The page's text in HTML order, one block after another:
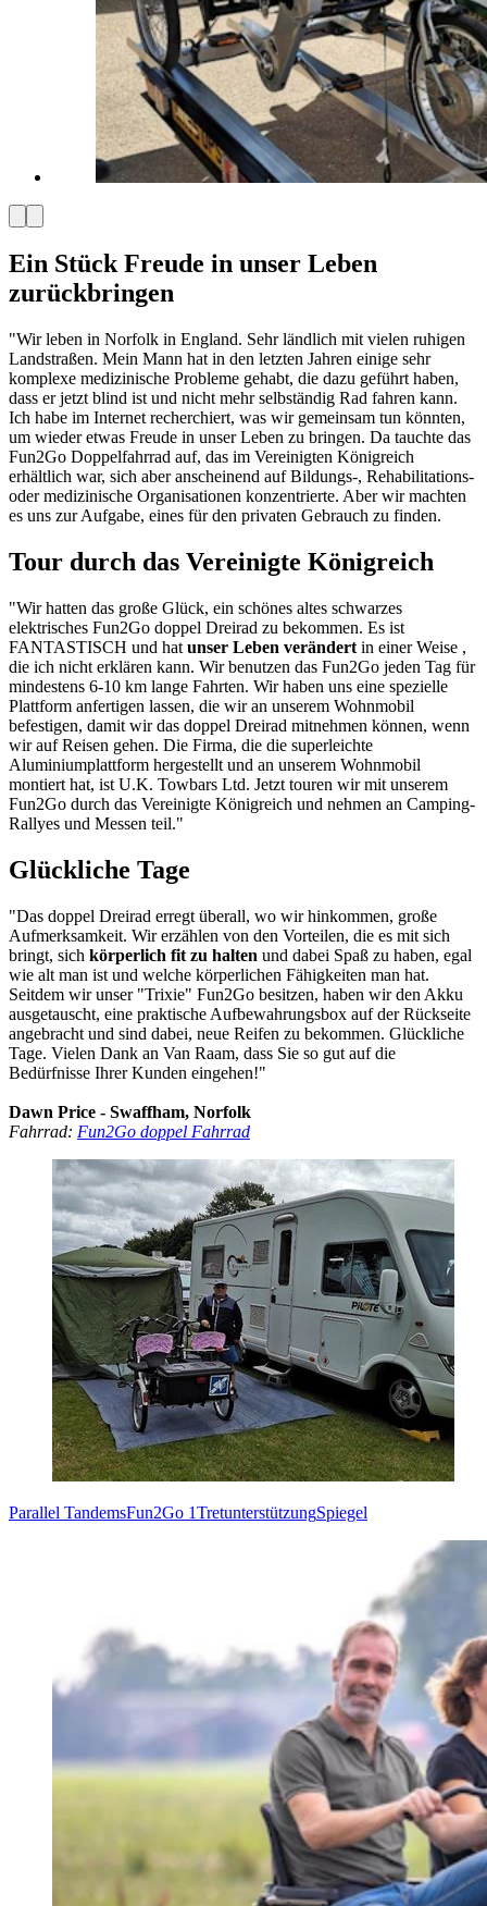
Ein Stück Freude in unser Leben
zurückbringen
"Wir leben in Norfolk in England. Sehr ländlich mit vielen ruhigen
Landstraßen. Mein Mann hat in den letzten Jahren einige sehr
komplexe medizinische Probleme gehabt, die dazu geführt haben,
dass er jetzt blind ist und nicht mehr selbständig Rad fahren kann.
Ich habe im Internet recherchiert, was wir gemeinsam tun könnten,
um wieder etwas Freude in unser Leben zu bringen. Da tauchte das
Fun2Go Doppelfahrrad auf, das im Vereinigten Königreich
erhältlich war, sich aber anscheinend auf Bildungs-, Rehabilitations-
oder medizinische Organisationen konzentrierte. Aber wir machten
es uns zur Aufgabe, eines für den privaten Gebrauch zu finden.
Tour durch das Vereinigte Königreich
"Wir hatten das große Glück, ein schönes altes schwarzes
elektrisches Fun2Go doppel Dreirad zu bekommen. Es ist
FANTASTISCH und hat unser Leben verändert in einer Weise ,
die ich nicht erklären kann. Wir benutzen das Fun2Go jeden Tag für
mindestens 6-10 km lange Fahrten. Wir haben uns eine spezielle
Plattform anfertigen lassen, die wir an unserem Wohnmobil
befestigen, damit wir das doppel Dreirad mitnehmen können, wenn
wir auf Reisen gehen. Die Firma, die die superleichte
Aluminiumplattform hergestellt und an unserem Wohnmobil
montiert hat, ist U.K. Towbars Ltd. Jetzt touren wir mit unserem
Fun2Go durch das Vereinigte Königreich und nehmen an Camping-
Rallyes und Messen teil."
Glückliche Tage
"Das doppel Dreirad erregt überall, wo wir hinkommen, große
Aufmerksamkeit. Wir erzählen von den Vorteilen, die es mit sich
bringt, sich körperlich fit zu halten und dabei Spaß zu haben, egal
wie alt man ist und welche körperlichen Fähigkeiten man hat.
Seitdem wir unser "Trixie" Fun2Go besitzen, haben wir den Akku
ausgetauscht, eine praktische Aufbewahrungsbox auf der Rückseite
angebracht und sind dabei, neue Reifen zu bekommen. Glückliche
Tage. Vielen Dank an Van Raam, dass Sie so gut auf die
Bedürfnisse Ihrer Kunden eingehen!"
Dawn Price - Swaffham, Norfolk
Fahrrad: Fun2Go doppel Fahrrad
Parallel TandemsFun2Go 1TretunterstützungSpiegel